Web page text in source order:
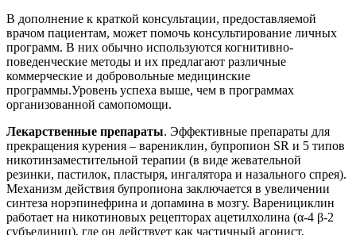
В дополнение к краткой консультации, предоставляемой
врачом пациентам, может помочь консультирование личных
программ. В них обычно используются когнитивно-
поведенческие методы и их предлагают различные
коммерческие и добровольные медицинские
программы.Уровень успеха выше, чем в программах
организованной самопомощи.
Лекарственные препараты. Эффективные препараты для
прекращения курения – варениклин, бупропион SR и 5 типов
никотинзаместительной терапии (в виде жевательной
резинки, пастилок, пластыря, ингалятора и назального спрея).
Механизм действия бупропиона заключается в увеличении
синтеза норэпинефрина и допамина в мозгу. Варенициклин
работает на никотиновых рецепторах ацетилхолина (α-4 β-2
субъединиц), где он действует как частичный агонист,